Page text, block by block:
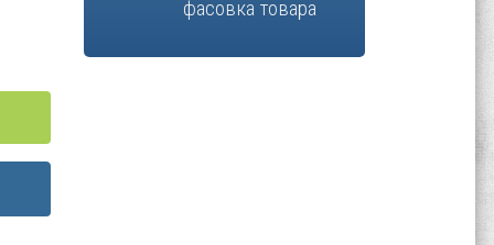
фасовка товара